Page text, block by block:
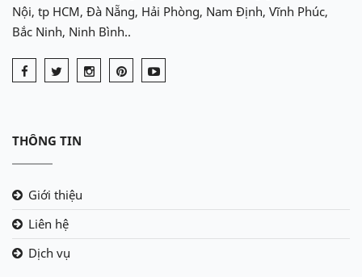
Nội, tp HCM, Đà Nẵng, Hải Phòng, Nam Định, Vĩnh Phúc,
Bắc Ninh, Ninh Bình..
THÔNG TIN
Giới thiệu
Liên hệ
Dịch vụ